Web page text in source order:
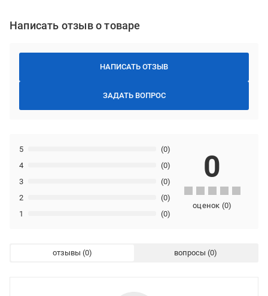
Написать отзыв о товаре
НАПИСАТЬ ОТЗЫВ
ЗАДАТЬ ВОПРОС
1 (0)
2 (0)
3 (0)
4 (0)
5 (0)
0
оценок (0)
отзывы вопросы